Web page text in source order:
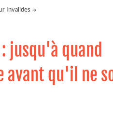
Invalides
jusqu'à quand
avant qu'il ne